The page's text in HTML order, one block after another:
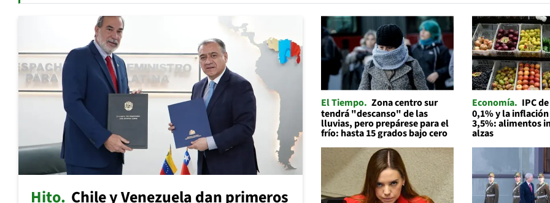
Hito Chile y Venezuela dan primeros
El Tiempo Zona centro sur
tendrá "descanso" de las
lluvias, pero prepárese para el
frío: hasta 15 grados bajo cero
Economía IPC
0,1% y la
3,5%: alimentos
alzas